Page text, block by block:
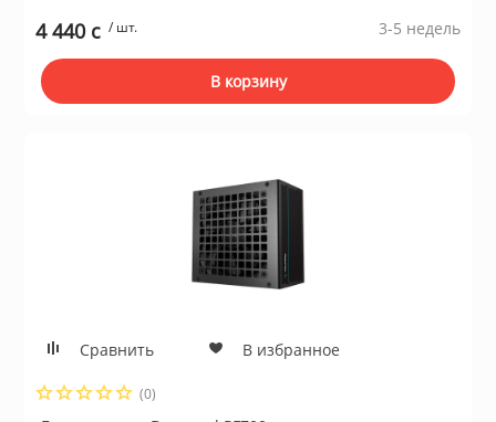
4 440 c / шт. 3-5 недель
В корзину
Сравнить В избранное
(0)